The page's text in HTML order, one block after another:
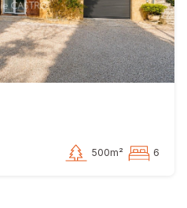
500m² 6